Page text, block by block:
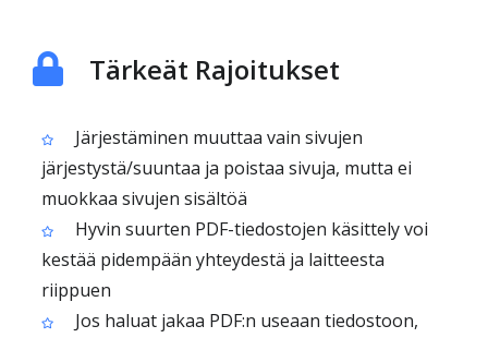
Tärkeät Rajoitukset
Järjestäminen muuttaa vain sivujen
järjestystä/suuntaa ja poistaa sivuja, mutta ei
muokkaa sivujen sisältöä
Hyvin suurten PDF-tiedostojen käsittely voi
kestää pidempään yhteydestä ja laitteesta
riippuen
Jos haluat jakaa PDF:n useaan tiedostoon,